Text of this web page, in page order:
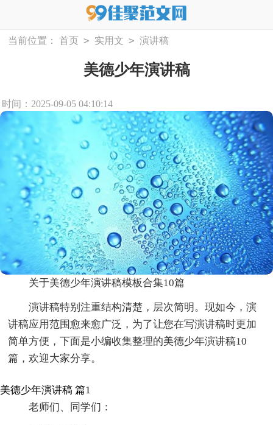
当前位置： 首页 > 实用文 > 演讲稿
美德少年演讲稿
时间：2025-09-05 04:10:14
关于美德少年演讲稿模板合集10篇
演讲稿特别注重结构清楚，层次简明。现如今，演
讲稿应用范围愈来愈广泛，为了让您在写演讲稿时更加
简单方便，下面是小编收集整理的美德少年演讲稿10
篇，欢迎大家分享。
美德少年演讲稿 篇1
老师们、同学们：